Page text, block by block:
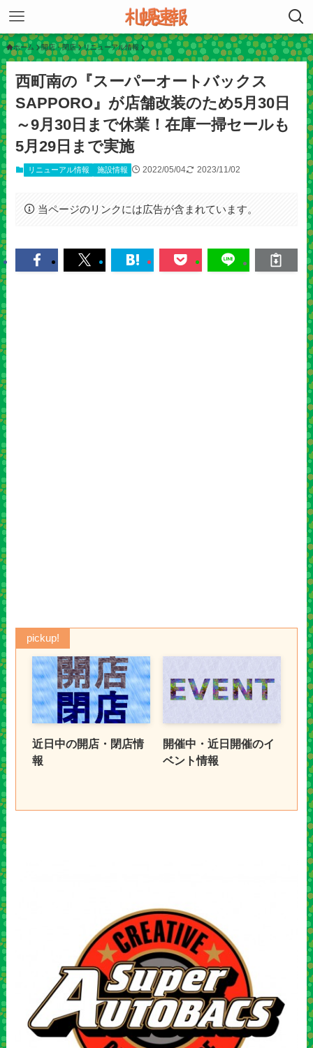
ホーム 開店・閉店 リニューアル情報
西町南の『スーパーオートバックス
SAPPORO』が店舗改装のため5月30日
～9月30日まで休業！在庫一掃セールも
5月29日まで実施
リニューアル情報 施設情報 2022/05/04 2023/11/02
当ページのリンクには広告が含まれています。
pickup!
近日中の開店・閉店情
報
開催中・近日開催のイ
ベント情報